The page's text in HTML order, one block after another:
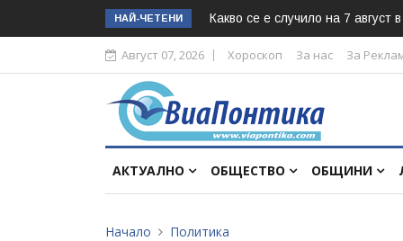
НАЙ-ЧЕТЕНИ Какво се е случило на 7 август
Август 07, 2026 Хороскоп За нас За
АКТУАЛНО ОБЩЕСТВО ОБЩИНИ
Начало Политика